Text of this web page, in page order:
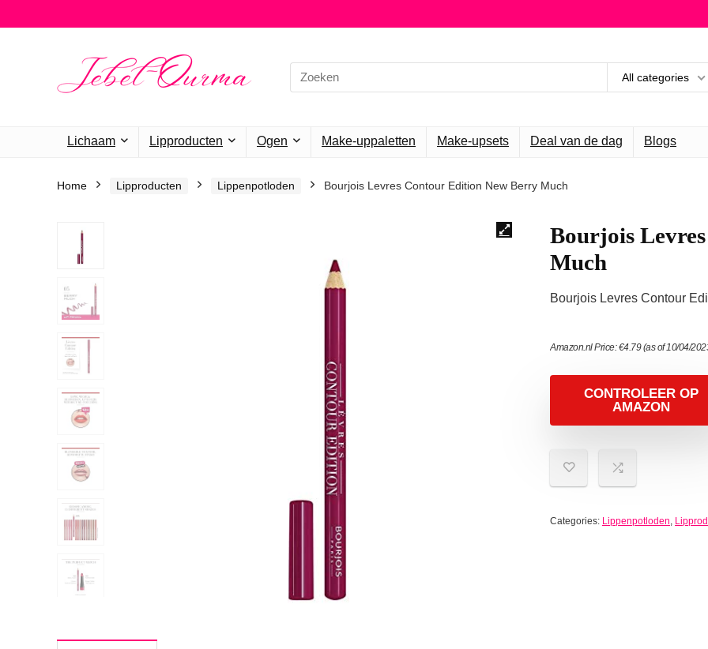
Search
for:
All categories
Lichaam Lipproducten Ogen Make-uppaletten Make-upsets Deal van de dag Blogs
Home Lipproducten Lippenpotloden Bourjois Levres Contour Edition New Berry Much
Bourjois
Much
Bourjois Levres Contour
Amazon.nl Price:€4.79(as of 10/04/
CONTROLEER OP
AMAZON
Categories: Lippenpotloden,